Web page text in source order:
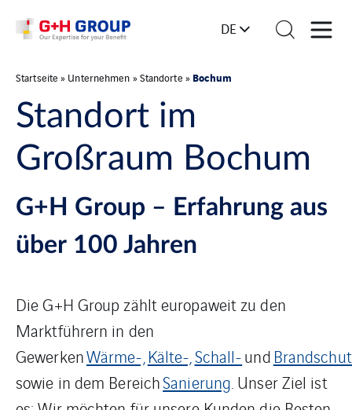
DE
Startseite » Unternehmen »Standorte » Bochum
Standort im
Großraum Bochum
G+H Group – Erfahrung aus
über 100 Jahren
Die G+H Group zählt europaweit zu den
Marktführern in den
GewerkenWärme-,Kälte-,Schall-und
sowie in dem BereichSanierung. Unser Ziel ist